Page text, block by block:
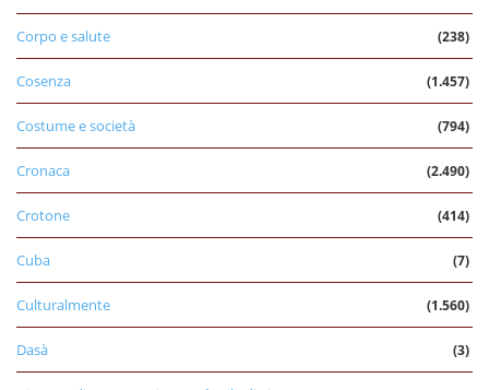
Corpo e salute (238)
Cosenza (1.457)
Costume e società (794)
Cronaca (2.490)
Crotone (414)
Cuba (7)
Culturalmente (1.560)
Dasà (3)